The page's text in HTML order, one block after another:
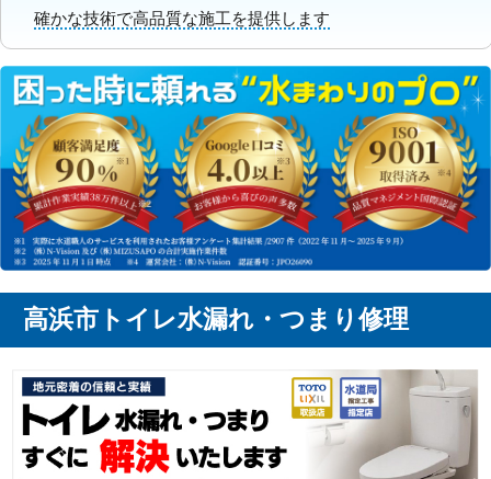
確かな技術で高品質な施工を提供します
高浜市トイレ水漏れ・つまり修理